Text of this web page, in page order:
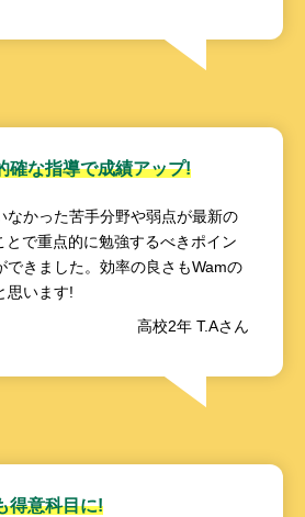
確な指導で成績アップ!
なかった苦手分野や弱点が最新の
とで重点的に勉強するべきポイン
できました。効率の良さもWamの
思います!
高校2年 T.Aさん
得意科目に!